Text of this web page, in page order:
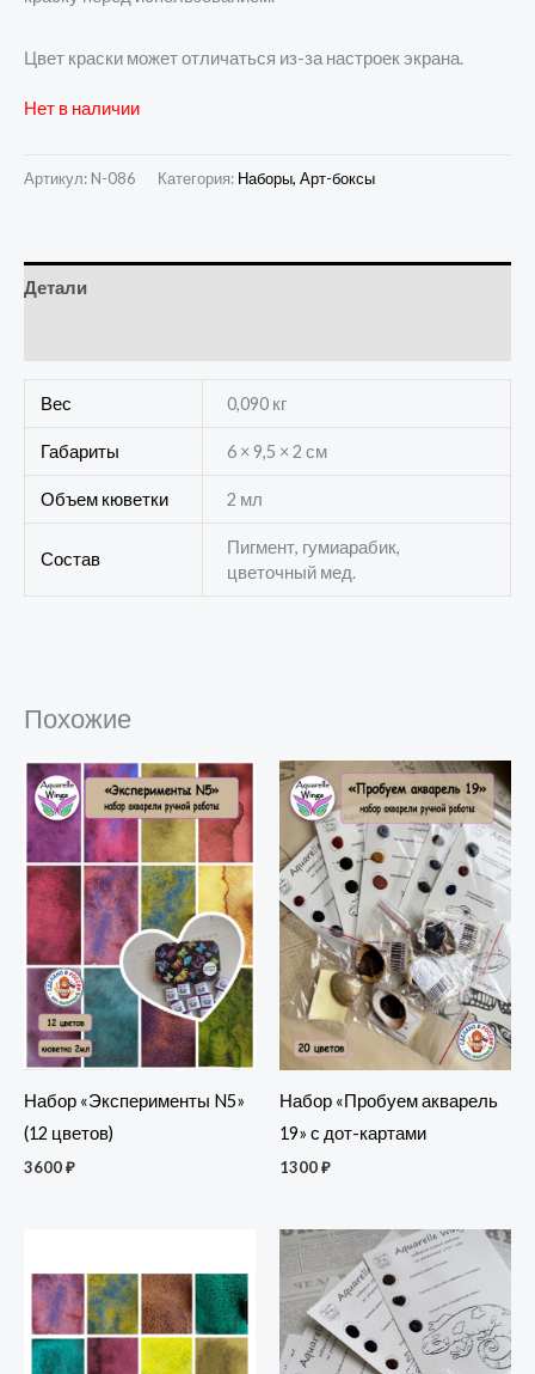
Цвет краски может отличаться из-за настроек экрана.
Нет в наличии
Артикул: N-086 Категория: Наборы, Арт-боксы
Детали
Вес 0,090 кг
Габариты 6 × 9,5 × 2 см
Объем кюветки 2 мл
Состав
Пигмент, гумиарабик,
цветочный мед.
Похожие
Набор «Эксперименты N5»
(12 цветов)
3600₽
Набор «Пробуем акварель
19» с дот-картами
1300₽